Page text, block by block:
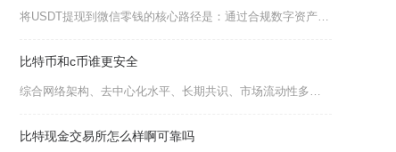
将USDT提现到微信零钱的核心路径是：通过合规数字资产交易平台的C2C（个人对个人）场外交
比特币和c币谁更安全
综合网络架构、去中心化水平、长期共识、市场流动性多重维度对比，比特币的安全性远高于C币这类
比特现金交易所怎么样啊可靠吗